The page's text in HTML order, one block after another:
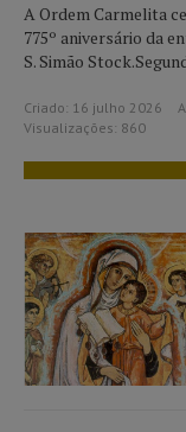
A Ordem Carmelita
775º aniversário da
S. Simão
Criado: 16 julho 2026
Visualizações: 860